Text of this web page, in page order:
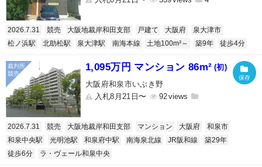
2026.7.31 競売 大阪地裁岸和田支部 戸建て 大阪府
泉大津市
松ノ浜駅
北助松駅 泉大津駅 南海本線 土地100m²～ 築9年 徒歩4分
1,095万円 マンション 86m² (初)
大阪府和泉市いぶき野
入札8月21日〜
92
2026.7.31 競売 大阪地裁岸和田支部 マンション 大阪府
和泉市
和泉中央駅
光明池駅 和泉府中駅 南海泉北線 JR阪和線
築29年
徒歩6分
ラ・ヴェール和泉中央